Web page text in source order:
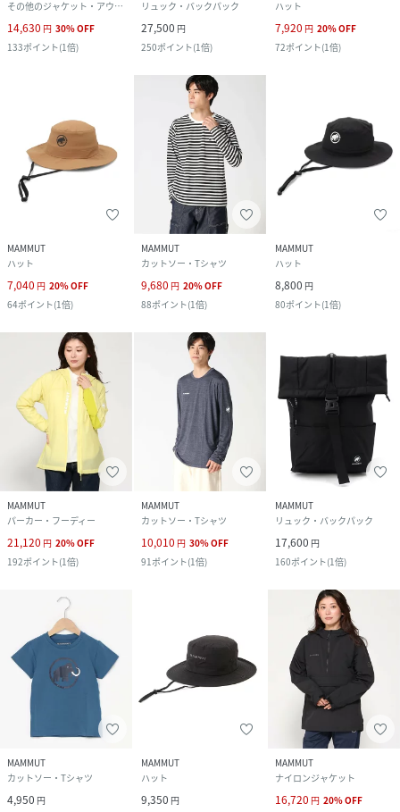
その他のジャケット・アウター
14,630 円 30%OFF
133ポイント(1倍)
リュック・バックパック
27,500 円
250ポイント(1倍)
ハット
7,920 円 20%OFF
72ポイント(1倍)
MAMMUT
ハット
7,040 円 20%OFF
64ポイント(1倍)
MAMMUT
カットソー・Tシャツ
9,680 円 20%OFF
88ポイント(1倍)
MAMMUT
ハット
8,800 円
80ポイント(1倍)
MAMMUT
パーカー・フーディー
21,120 円 20%OFF
192ポイント(1倍)
MAMMUT
カットソー・Tシャツ
10,010 円 30%OFF
91ポイント(1倍)
MAMMUT
リュック・バックパック
17,600 円
160ポイント(1倍)
MAMMUT
カットソー・Tシャツ
4,950 円
MAMMUT
ハット
9,350 円
MAMMUT
ナイロンジャケット
16,720 円 20%OFF